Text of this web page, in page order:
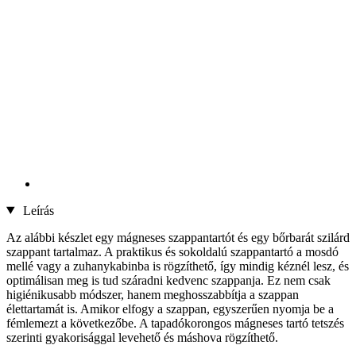
Leírás
Az alábbi készlet egy mágneses szappantartót és egy bőrbarát szilárd
szappant tartalmaz. A praktikus és sokoldalú szappantartó a mosdó
mellé vagy a zuhanykabinba is rögzíthető, így mindig kéznél lesz, és
optimálisan meg is tud száradni kedvenc szappanja. Ez nem csak
higiénikusabb módszer, hanem meghosszabbítja a szappan
élettartamát is. Amikor elfogy a szappan, egyszerűen nyomja be a
fémlemezt a következőbe. A tapadókorongos mágneses tartó tetszés
szerinti gyakorisággal levehető és máshova rögzíthető.